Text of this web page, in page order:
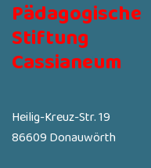
Pädagogische
Stiftung
Cassianeum
Heilig-Kreuz-Str. 19
86609 Donauwörth